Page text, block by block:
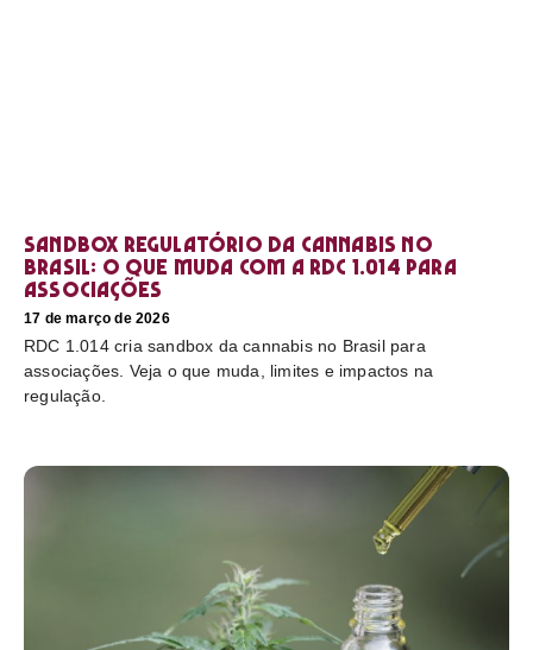
Sandbox regulatório da cannabis no
Brasil: o que muda com a RDC 1.014 para
associações
17 de março de 2026
RDC 1.014 cria sandbox da cannabis no Brasil para
associações. Veja o que muda, limites e impactos na
regulação.